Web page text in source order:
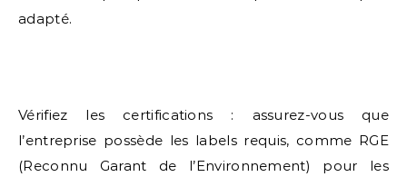
adapté.
Vérifiez les certifications : assurez-vous que
l’entreprise possède les labels requis, comme RGE
(Reconnu Garant de l’Environnement) pour les